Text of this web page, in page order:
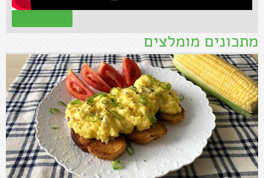
מתכונים מומלצים